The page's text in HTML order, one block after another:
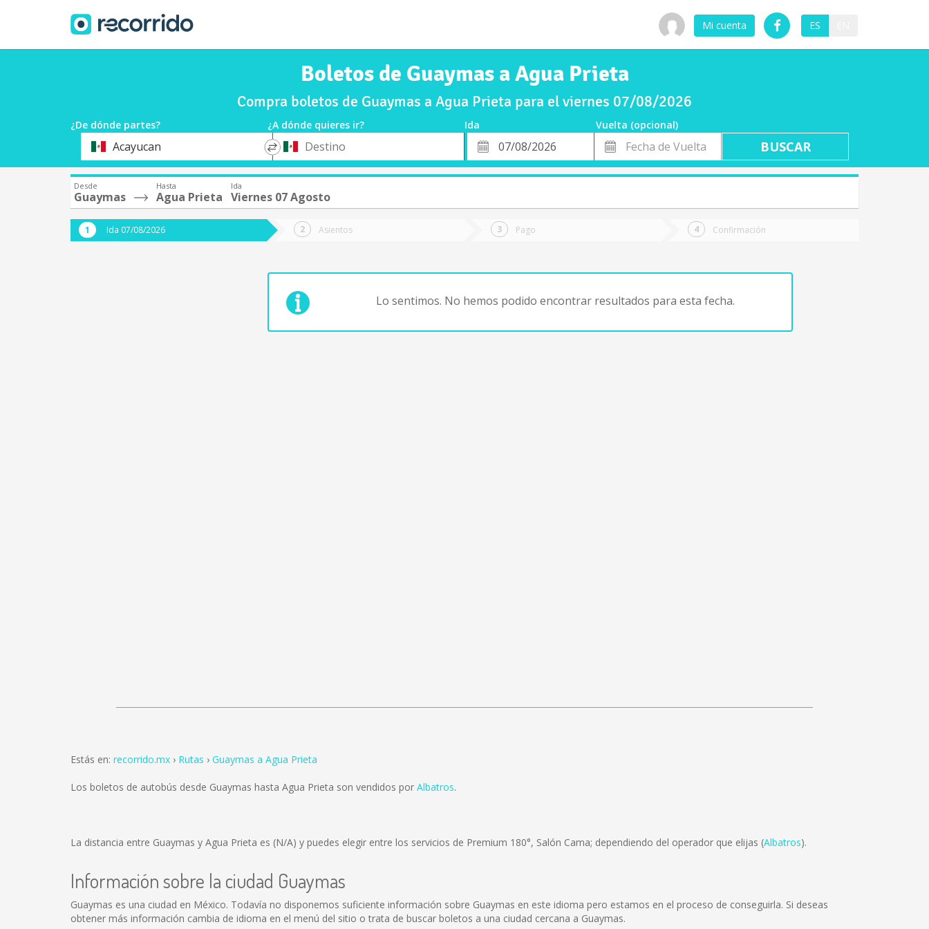
Mi cuenta ES
Boletos de Guaymas a Agua Prieta
Compra boletos de Guaymas a Agua Prieta para el viernes 07/08/2026
¿De dónde partes? ¿A dónde quieres ir? Ida
Vuelta (opcional)
OrigenAcayucan
*
Destino
Fecha
de
Fecha
de
Vuelta
Desde
Guaymas
Hasta
Agua Prieta
Ida
Viernes 07 Agosto
Ida 07/08/2026 Asientos Pago Confirmación
Lo sentimos. No hemos podido encontrar resultados para esta fecha.
Estás en: recorrido.mx Rutas Guaymas a Agua Prieta
Los boletos de autobús desde Guaymas hasta Agua Prieta son vendidos por Albatros.
La distancia entre Guaymas y Agua Prieta es (N/A) y puedes elegir entre los servicios de Premium 180°, Salón Cama; dependiendo del operador que elijas (Albatros).
Información sobre la ciudad Guaymas
Guaymas es una ciudad en México. Todavía no disponemos suficiente información sobre Guaymas en este idioma pero estamos en el proceso de conseguirla. Si deseas
obtener más información cambia de idioma en el menú del sitio o trata de buscar boletos a una ciudad cercana a Guaymas.